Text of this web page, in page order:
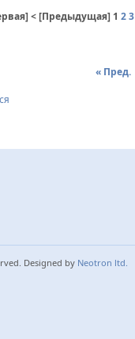
< [Предыдущая] 1 2 3
« Пред.
Designed by Neotron ltd.